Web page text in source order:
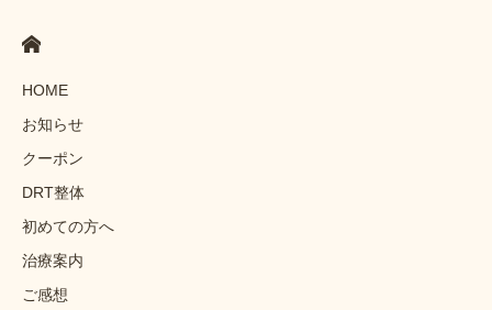
HOME
お知らせ
クーポン
DRT整体
初めての方へ
治療案内
ご感想